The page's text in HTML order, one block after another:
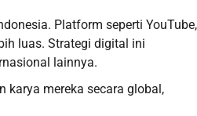
Platform seperti YouTube,
luas. Strategi digital ini
lainnya.
karya mereka secara global,